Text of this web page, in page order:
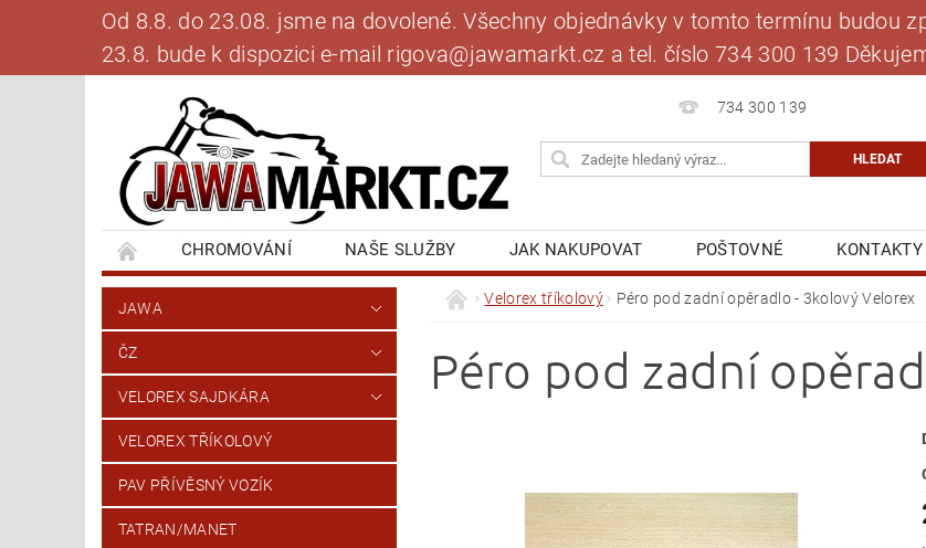
Od 8.8. do 23.08. jsme na dovolené. Všechny objednávky v tomto termínu budou
23.8. bude k dispozici e-mail rigova@jawamarkt.cz a tel. číslo 734 300 139
734 300 139
CHROMOVÁNÍ NAŠE SLUŽBY JAK NAKUPOVAT POŠTOVNÉ KONTAKTY
BANKOVNÍ SPOJENÍ
NAPIŠTE NÁM BLOG MOJE OBJEDNÁVKA
JAWA
ČZ
VELOREX SAJDKÁRA
VELOREX TŘÍKOLOVÝ
PAV PŘÍVĚSNÝ VOZÍK
TATRAN/MANET
Velorex tříkolový Péro pod zadní opěradlo - 3kolový Velorex
Péro pod zadní